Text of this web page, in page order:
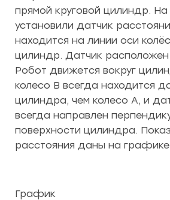
прямой круговой цилиндр.
установили датчик
находится на линии оси
цилиндр. Датчик расположен
Робот движется вокруг
колесо В всегда находится
цилиндра, чем колесо А, и
всегда направлен
поверхности цилиндра.
расстояния даны на
График